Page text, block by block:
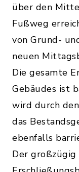
über den
Fußweg
von Grund-
neuen
Die gesamte
Gebäudes ist
wird durch
das
ebenfalls
Der